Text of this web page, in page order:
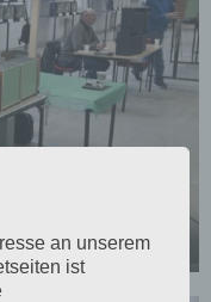
an unserem
ist